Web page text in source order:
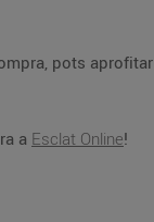
pots
a Esclat Online!